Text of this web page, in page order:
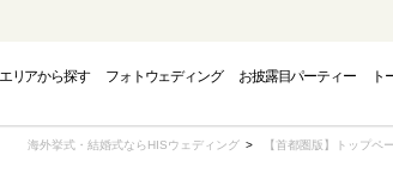
CAMPAIGN
エリアから探す
AREA
フォトウェディング
PHOTO
お披露目パーティー ト
海外挙式・結婚式ならHISウェディング 【首都圏版】トップペ